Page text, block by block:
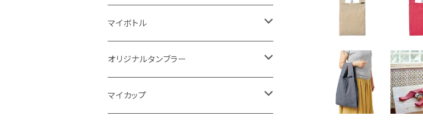
5oz
シーチング
キャンパス
8oz
10oz
デニム・デニムライク
ポリエステル
10oz
12oz
デニム
ポリエステル
不織布
5oz
コットン
5oz
キャンパス
ポリエステル
不織布
スウェット
タンブラー
ランチグッズ
ハンカチ
フェアトレードコットン
再生ファブリック
キャンパス
コットン
オーガニックコットン
再生ファブリック
マイボトル
ステンレスサーモ
ステンレス
オリジナルタンブラー
サーモタンブラー
マイカップ